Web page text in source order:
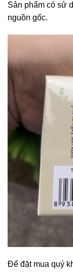
Sản phẩm có sử
nguồn gốc.
Để đặt mua quý